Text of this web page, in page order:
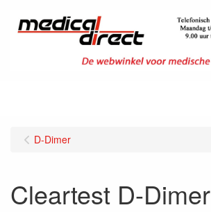
D-Dimer
Cleartest D-Dimer